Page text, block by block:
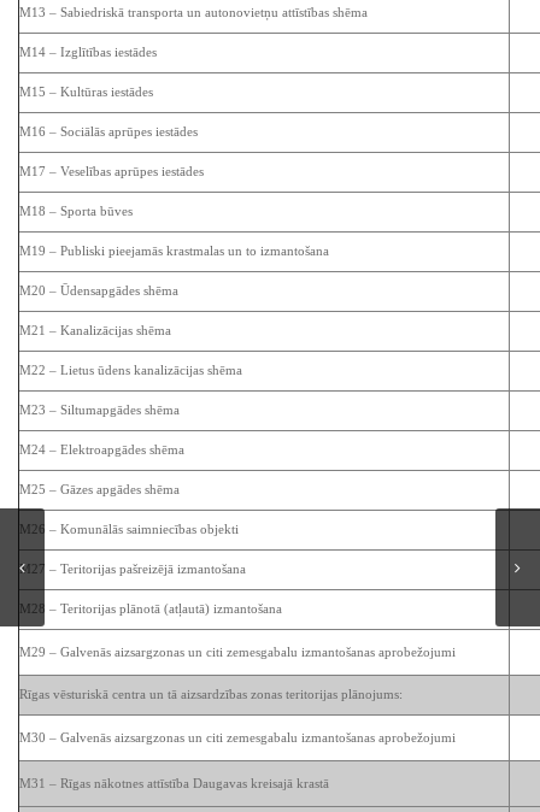
M13 – Sabiedriskā transporta un autonovietņu attīstības shēma
M14 – Izglītības iestādes
M15 – Kultūras iestādes
M16 – Sociālās aprūpes iestādes
M17 – Veselības aprūpes iestādes
M18 – Sporta būves
M19 – Publiski pieejamās krastmalas un to izmantošana
M20 – Ūdensapgādes shēma
M21 – Kanalizācijas shēma
M22 – Lietus ūdens kanalizācijas shēma
M23 – Siltumapgādes shēma
M24 – Elektroapgādes shēma
M25 – Gāzes apgādes shēma
M26 – Komunālās saimniecības objekti
M27 – Teritorijas pašreizējā izmantošana
M28 – Teritorijas plānotā (atļautā) izmantošana
M29 – Galvenās aizsargzonas un citi zemesgabalu izmantošanas aprobežojumi
Rīgas vēsturiskā centra un tā aizsardzības zonas teritorijas plānojums:
M30 – Galvenās aizsargzonas un citi zemesgabalu izmantošanas aprobežojumi
M31 – Rīgas nākotnes attīstība Daugavas kreisajā krastā